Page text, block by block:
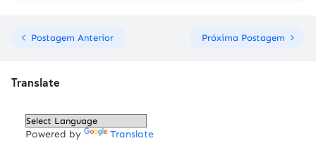
Postagem Anterior Próxima Postagem
Translate
Powered by Translate